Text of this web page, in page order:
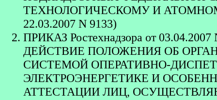
ТЕХНОЛОГИЧЕСКОМУ И АТОМНОМУ
22.03.2007 N 9133)
ПРИКАЗ Ростехнадзора от
ДЕЙСТВИЕ ПОЛОЖЕНИЯ ОБ
СИСТЕМОЙ ОПЕРАТИВНО-
ЭЛЕКТРОЭНЕРГЕТИКЕ И
АТТЕСТАЦИИ ЛИЦ,